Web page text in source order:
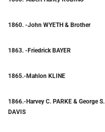
1860. -John WYETH & Brother
1863. -Friedrick BAYER
1865.-Mahlon KLINE
1866.-Harvey C. PARKE & George S.
DAVIS